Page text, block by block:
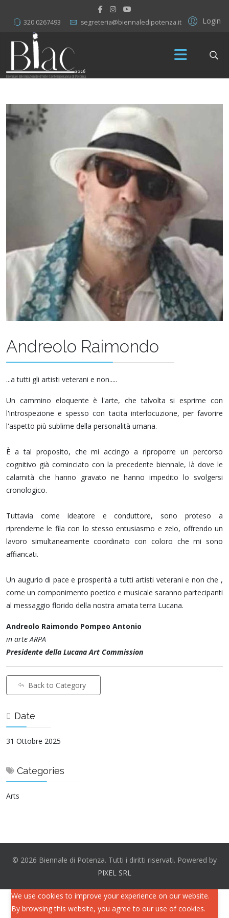
Login
320.0267493 segreteria@biennaledipotenza.it
Andreolo Raimondo
...a tutti gli artisti veterani e non.....
Un cammino eloquente è l'arte, che talvolta si esprime con
l'introspezione e spesso con tacita interlocuzione, per favorire
l'aspetto più sublime della personalità umana.
È a tal proposito, che mi accingo a riproporre un percorso
cognitivo già cominciato con la precedente biennale, là dove le
calamità che hanno gravato ne hanno impedito lo svolgersi
cronologico.
Tuttavia come ideatore e conduttore, sono proteso a
riprenderne le fila con lo stesso entusiasmo e zelo, offrendo un
lavoro simultaneamente coordinato con coloro che mi sono
affiancati.
Un augurio di pace e prosperità a tutti artisti veterani e non che ,
come un componimento poetico e musicale saranno partecipanti
al messaggio florido della nostra amata terra Lucana.
Andreolo Raimondo Pompeo Antonio
in arte ARPA
Presidente della Lucana Art Commission
Back to Category
Date
31 Ottobre 2025
Categories
Arts
© 2026 Biennale di Potenza. Tutti i diritti riservati. Powered by
PIXEL SRL
We use cookies to improve your experience on our website.
By browsing this website, you agree to our use of cookies.